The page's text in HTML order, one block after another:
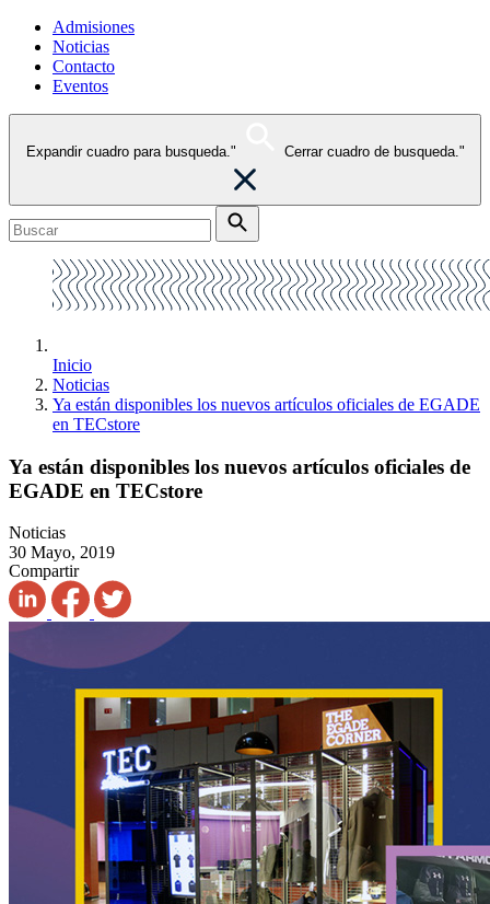
Admisiones
Noticias
Contacto
Eventos
Expandir cuadro para busqueda." Cerrar cuadro de busqueda."
Inicio
Noticias
Ya están disponibles los nuevos artículos oficiales de EGADE
en TECstore
Ya están disponibles los nuevos artículos oficiales de
EGADE en TECstore
Noticias
30 Mayo, 2019
Compartir